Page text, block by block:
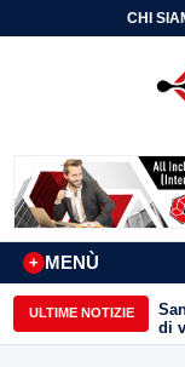
CHI
MENÙ
+
ULTIME NOTIZIE
di